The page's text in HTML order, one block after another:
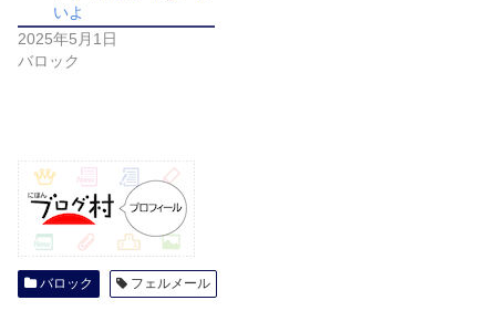
いよ
2025年5月1日
バロック
バロック フェルメール